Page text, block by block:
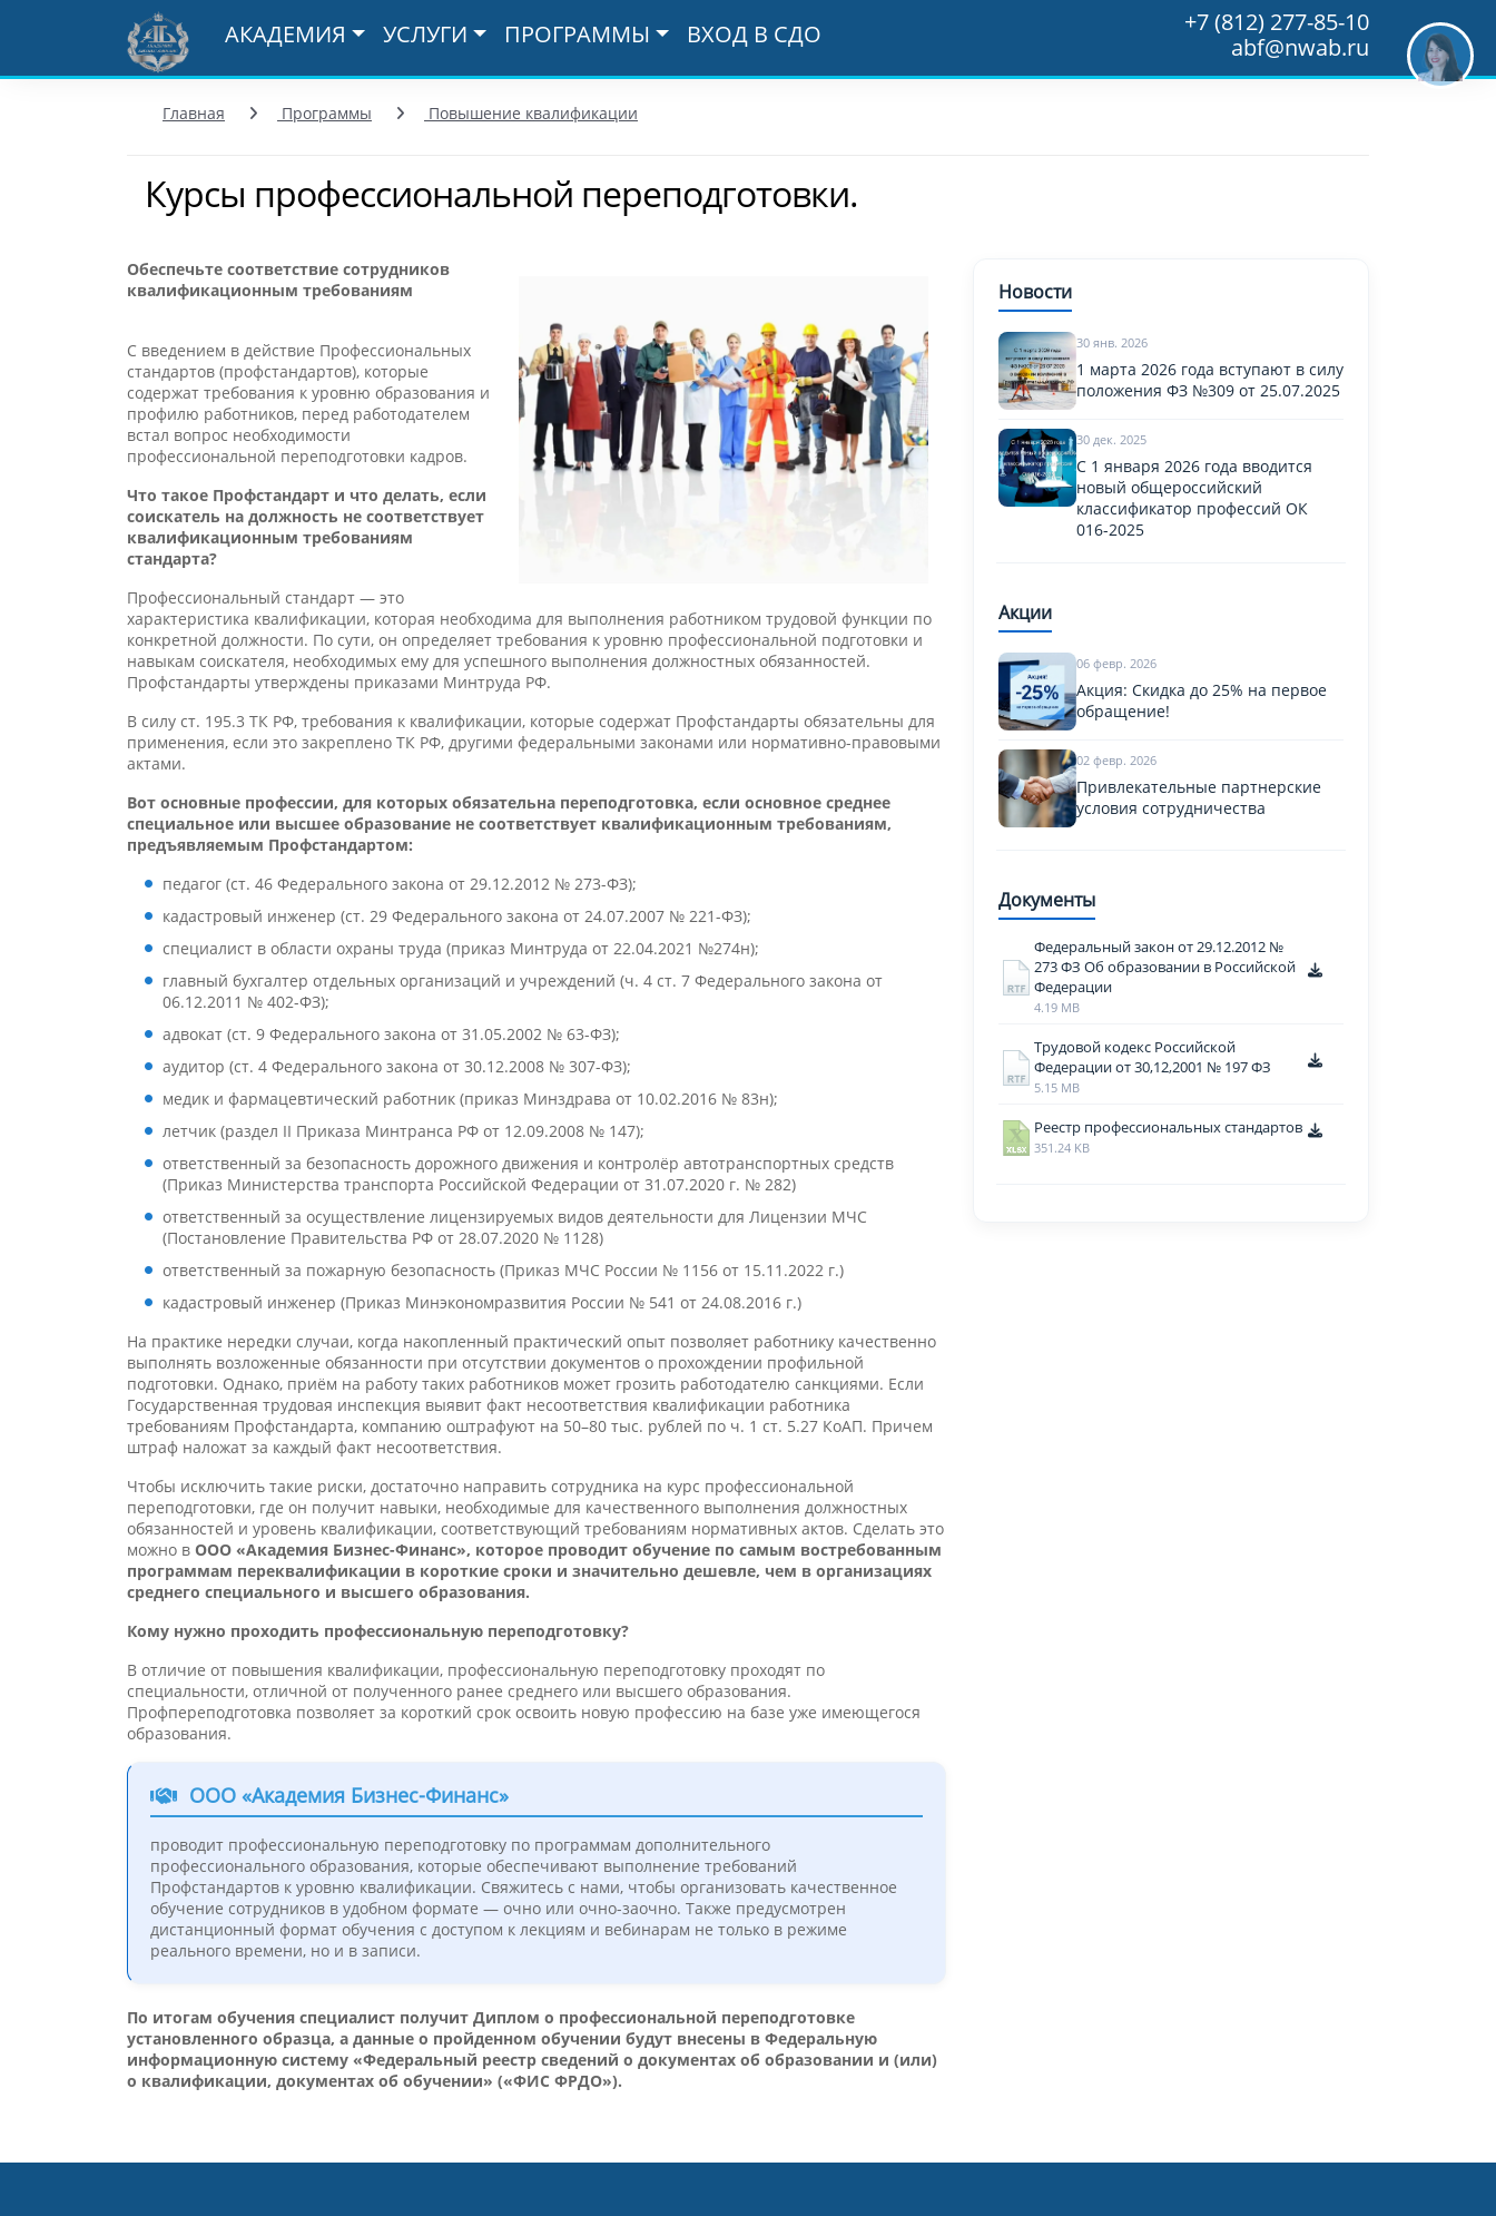
АКАДЕМИЯ УСЛУГИ ПРОГРАММЫ ВХОД В СДО
+7 (812) 277-85-10
abf@nwab.ru
Главная Программы Повышение квалификации
Курсы профессиональной переподготовки.
Обеспечьте соответствие сотрудников
квалификационным требованиям
С введением в действие Профессиональных
стандартов (профстандартов), которые
содержат требования к уровню образования и
профилю работников, перед работодателем
встал вопрос необходимости
профессиональной переподготовки кадров.
Что такое Профстандарт и что делать, если
соискатель на должность не соответствует
квалификационным требованиям
стандарта?
Профессиональный стандарт — это
характеристика квалификации, которая необходима для выполнения работником трудовой функции по
конкретной должности. По сути, он определяет требования к уровню профессиональной подготовки и
навыкам соискателя, необходимых ему для успешного выполнения должностных обязанностей.
Профстандарты утверждены приказами Минтруда РФ.
В силу ст. 195.3 ТК РФ, требования к квалификации, которые содержат Профстандарты обязательны для
применения, если это закреплено ТК РФ, другими федеральными законами или нормативно-правовыми
актами.
Вот основные профессии, для которых обязательна переподготовка, если основное среднее
специальное или высшее образование не соответствует квалификационным требованиям,
предъявляемым Профстандартом:
педагог (ст. 46 Федерального закона от 29.12.2012 № 273-ФЗ);
кадастровый инженер (ст. 29 Федерального закона от 24.07.2007 № 221-ФЗ);
специалист в области охраны труда (приказ Минтруда от 22.04.2021 №274н);
главный бухгалтер отдельных организаций и учреждений (ч. 4 ст. 7 Федерального закона от
06.12.2011 № 402-ФЗ);
адвокат (ст. 9 Федерального закона от 31.05.2002 № 63-ФЗ);
аудитор (ст. 4 Федерального закона от 30.12.2008 № 307-ФЗ);
медик и фармацевтический работник (приказ Минздрава от 10.02.2016 № 83н);
летчик (раздел II Приказа Минтранса РФ от 12.09.2008 № 147);
ответственный за безопасность дорожного движения и контролёр автотранспортных средств
(Приказ Министерства транспорта Российской Федерации от 31.07.2020 г. № 282)
ответственный за осуществление лицензируемых видов деятельности для Лицензии МЧС
(Постановление Правительства РФ от 28.07.2020 № 1128)
ответственный за пожарную безопасность (Приказ МЧС России № 1156 от 15.11.2022 г.)
кадастровый инженер (Приказ Минэкономразвития России № 541 от 24.08.2016 г.)
На практике нередки случаи, когда накопленный практический опыт позволяет работнику качественно
выполнять возложенные обязанности при отсутствии документов о прохождении профильной
подготовки. Однако, приём на работу таких работников может грозить работодателю санкциями. Если
Государственная трудовая инспекция выявит факт несоответствия квалификации работника
требованиям Профстандарта, компанию оштрафуют на 50–80 тыс. рублей по ч. 1 ст. 5.27 КоАП. Причем
штраф наложат за каждый факт несоответствия.
Чтобы исключить такие риски, достаточно направить сотрудника на курс профессиональной
переподготовки, где он получит навыки, необходимые для качественного выполнения должностных
обязанностей и уровень квалификации, соответствующий требованиям нормативных актов. Сделать это
можно в ООО «Академия Бизнес-Финанс», которое проводит обучение по самым востребованным
программам переквалификации в короткие сроки и значительно дешевле, чем в организациях
среднего специального и высшего образования.
Кому нужно проходить профессиональную переподготовку?
В отличие от повышения квалификации, профессиональную переподготовку проходят по
специальности, отличной от полученного ранее среднего или высшего образования.
Профпереподготовка позволяет за короткий срок освоить новую профессию на базе уже имеющегося
образования.
ООО «Академия Бизнес-Финанс»
проводит профессиональную переподготовку по программам дополнительного
профессионального образования, которые обеспечивают выполнение требований
Профстандартов к уровню квалификации. Свяжитесь с нами, чтобы организовать качественное
обучение сотрудников в удобном формате — очно или очно-заочно. Также предусмотрен
дистанционный формат обучения с доступом к лекциям и вебинарам не только в режиме
реального времени, но и в записи.
По итогам обучения специалист получит Диплом о профессиональной переподготовке
установленного образца, а данные о пройденном обучении будут внесены в Федеральную
информационную систему «Федеральный реестр сведений о документах об образовании и (или)
о квалификации, документах об обучении» («ФИС ФРДО»).
Новости
30 янв. 2026
1 марта 2026 года вступают в силу
положения ФЗ №309 от 25.07.2025
30 дек. 2025
С 1 января 2026 года вводится
новый общероссийский
классификатор профессий ОК
016-2025
Акции
06 февр. 2026
Акция: Скидка до 25% на первое
обращение!
02 февр. 2026
Привлекательные партнерские
условия сотрудничества
Документы
Федеральный закон от 29.12.2012 №
273 ФЗ Об образовании в Российской
Федерации
4.19 MB
Трудовой кодекс Российской
Федерации от 30,12,2001 № 197 ФЗ
5.15 MB
Реестр профессиональных стандартов
351.24 KB